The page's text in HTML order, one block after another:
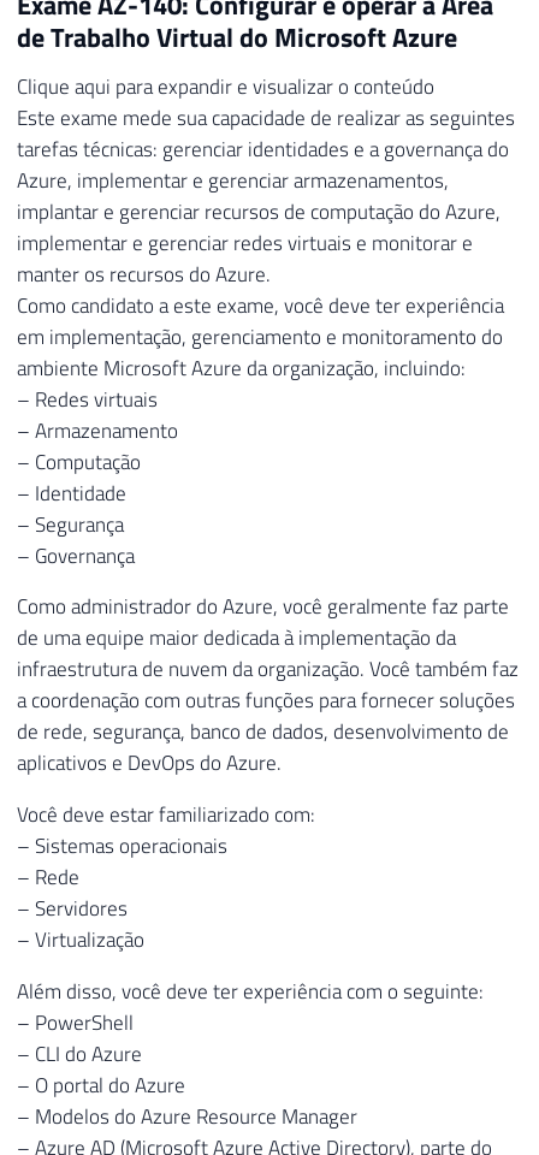
de Trabalho Virtual do Microsoft Azure
Clique aqui para expandir e visualizar o conteúdo
Este exame mede sua capacidade de realizar as seguintes
tarefas técnicas: gerenciar identidades e a governança do
Azure, implementar e gerenciar armazenamentos,
implantar e gerenciar recursos de computação do Azure,
implementar e gerenciar redes virtuais e monitorar e
manter os recursos do Azure.
Como candidato a este exame, você deve ter experiência
em implementação, gerenciamento e monitoramento do
ambiente Microsoft Azure da organização, incluindo:
– Redes virtuais
– Armazenamento
– Computação
– Identidade
– Segurança
– Governança
Como administrador do Azure, você geralmente faz parte
de uma equipe maior dedicada à implementação da
infraestrutura de nuvem da organização. Você também faz
a coordenação com outras funções para fornecer soluções
de rede, segurança, banco de dados, desenvolvimento de
aplicativos e DevOps do Azure.
Você deve estar familiarizado com:
– Sistemas operacionais
– Rede
– Servidores
– Virtualização
Além disso, você deve ter experiência com o seguinte:
– PowerShell
– CLI do Azure
– O portal do Azure
– Modelos do Azure Resource Manager
– Azure AD (Microsoft Azure Active Directory), parte do